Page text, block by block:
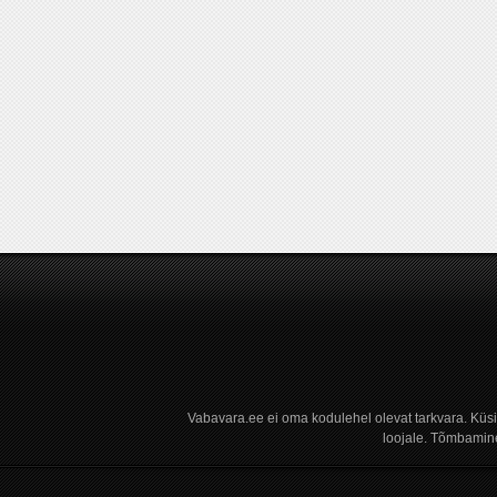
Vabavara.ee ei oma kodulehel olevat tarkvara.
loojale.